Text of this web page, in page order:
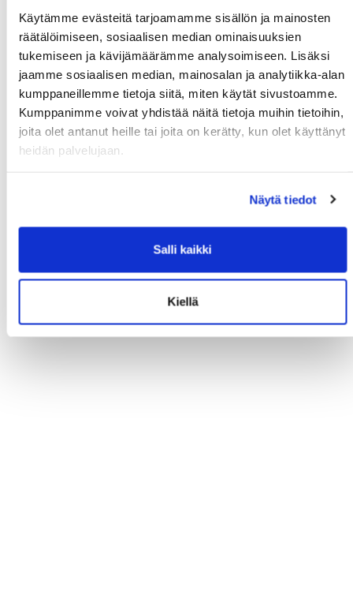
Käytämme evästeitä tarjoamamme sisällön ja mainosten
räätälöimiseen, sosiaalisen median ominaisuuksien
tukemiseen ja kävijämäärämme analysoimiseen. Lisäksi
jaamme sosiaalisen median, mainosalan ja analytiikka-alan
kumppaneillemme tietoja siitä, miten käytät sivustoamme.
Kumppanimme voivat yhdistää näitä tietoja muihin tietoihin,
joita olet antanut heille tai joita on kerätty, kun olet käyttänyt
heidän palvelujaan.
Näytä tiedot
Salli kaikki
Kiellä